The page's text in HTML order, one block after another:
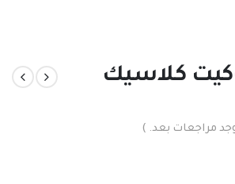
كلاسيك
مراجعات بعد. )